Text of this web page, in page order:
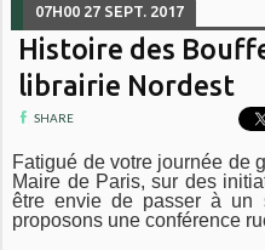
07H00 27 SEPT. 2017
Histoire des
librairie Nordest
SHARE
Fatigué de votre journée de
Maire de Paris, sur des
être envie de passer à un
proposons une conférence